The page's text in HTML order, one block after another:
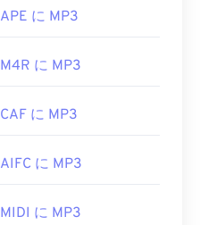
APE に MP3
M4R に MP3
CAF に MP3
AIFC に MP3
MIDI に MP3